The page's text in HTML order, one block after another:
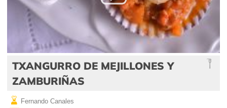
TXANGURRO DE MEJILLONES Y
ZAMBURIÑAS
Fernando Canales